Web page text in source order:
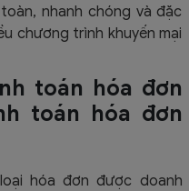
nhanh chóng và đặc
chương trình khuyến mại
toán hóa đơn
toán hóa đơn
hóa đơn được doanh